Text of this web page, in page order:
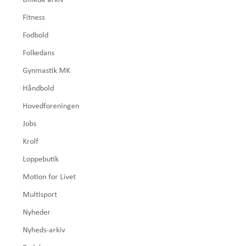
Fitness
Fodbold
Folkedans
Gynmastik MK
Håndbold
Hovedforeningen
Jobs
Krolf
Loppebutik
Motion for Livet
Multisport
Nyheder
Nyheds-arkiv